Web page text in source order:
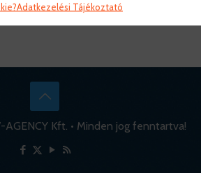
Adatkezelési Tájékoztató
AGENCY Kft. • Minden jog fenntartva!